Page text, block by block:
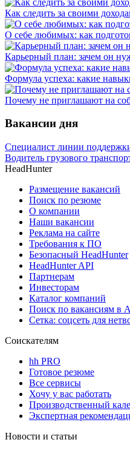
Как следить за своими
О себе любимых: как
Карьерный план: зачем он
Формула успеха: какие
Почему не приглашают на
Вакансии дня
Специалист линии
Водитель грузового
HeadHunter
Размещение вакансий
Поиск по резюме
О компании
Наши вакансии
Реклама на сайте
Требования к ПО
Безопасный HeadHunter
HeadHunter API
Партнерам
Инвесторам
Каталог компаний
Поиск по вакансиям в
Сетка: соцсеть для
Соискателям
hh PRO
Готовое резюме
Все сервисы
Хочу у вас работать
Производственный
Экспертная
Новости и статьи